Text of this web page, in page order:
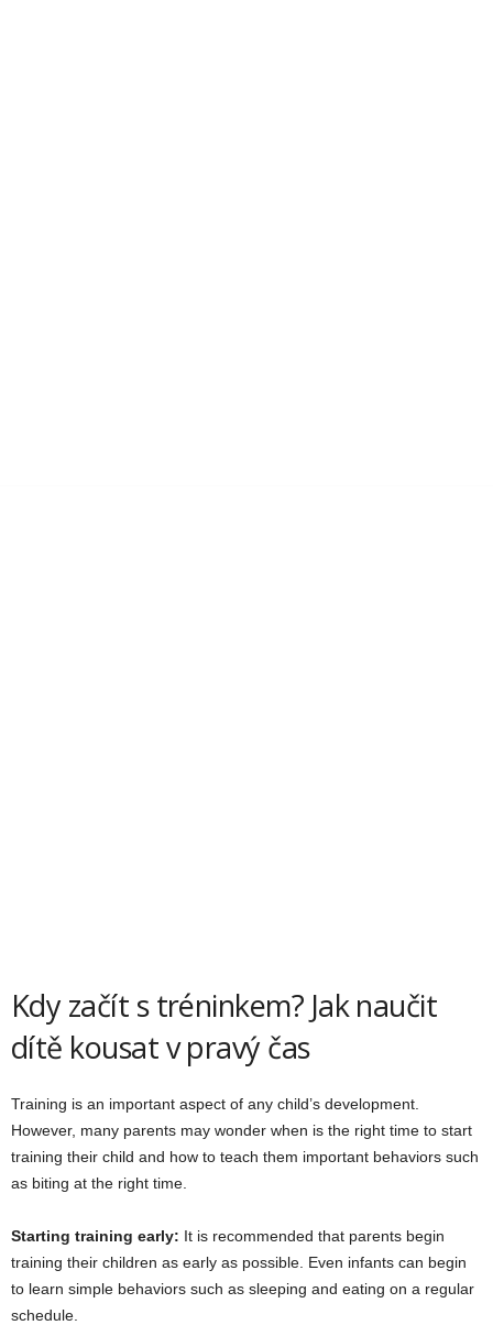
Kdy začít s tréninkem? Jak naučit
dítě kousat v pravý čas
Training is an important aspect of any child’s development.
However, many parents may wonder when is the right time to start
training their child and how to teach them important behaviors such
as biting at the right time.
Starting training early: It is recommended that parents begin
training their children as early as possible. Even infants can begin
to learn simple behaviors such as sleeping and eating on a regular
schedule.